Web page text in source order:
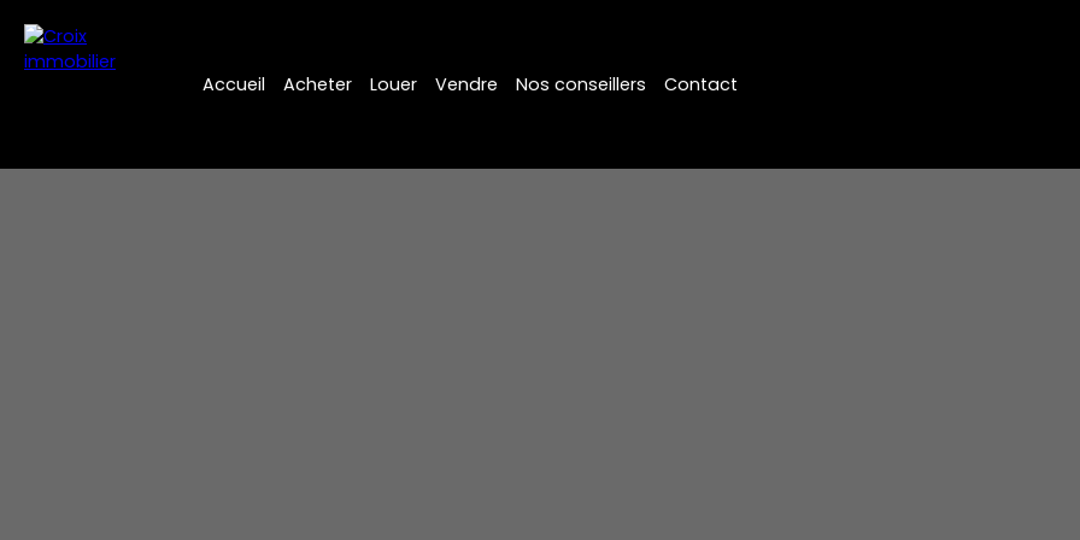
Accueil Acheter Louer Vendre Nos conseillers Contact